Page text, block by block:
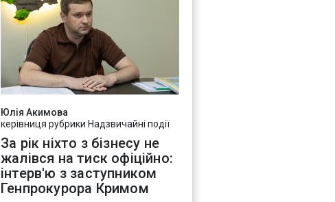
Юлія Акимова
керівниця рубрики Надзвичайні події
За рік ніхто з бізнесу не
жалівся на тиск офіційно:
інтерв'ю з заступником
Генпрокурора Кримом